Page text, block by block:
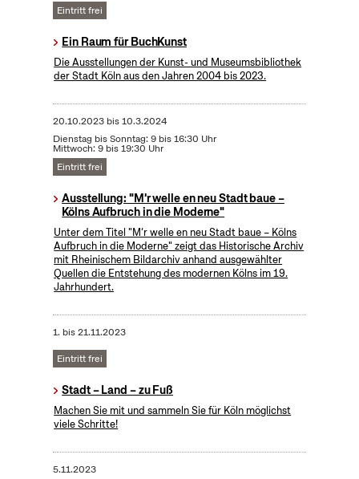
Eintritt frei
Ein Raum für BuchKunst
Die Ausstellungen der Kunst- und Museumsbibliothek
der Stadt Köln aus den Jahren 2004 bis 2023.
20.10.2023bis10.3.2024
Dienstag bis Sonntag: 9 bis 16:30 Uhr
Mittwoch: 9 bis 19:30 Uhr
Eintritt frei
Ausstellung: "M'r welle en neu Stadt baue –
Kölns Aufbruch in die Moderne"
Unter dem Titel "M’r welle en neu Stadt baue – Kölns
Aufbruch in die Moderne" zeigt das Historische Archiv
mit Rheinischem Bildarchiv anhand ausgewählter
Quellen die Entstehung des modernen Kölns im 19.
Jahrhundert.
1. bis21.11.2023
Eintritt frei
Stadt – Land – zu Fuß
Machen Sie mit und sammeln Sie für Köln möglichst
viele Schritte!
5.11.2023